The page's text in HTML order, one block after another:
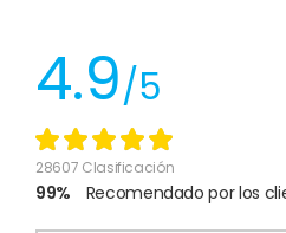
4.9/5
28607 Clasificación
99% Recomendado por los